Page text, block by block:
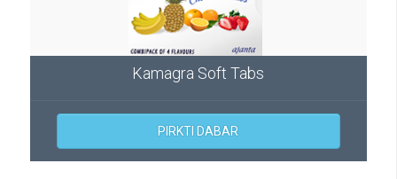
Kamagra Soft Tabs
PIRKTI DABAR